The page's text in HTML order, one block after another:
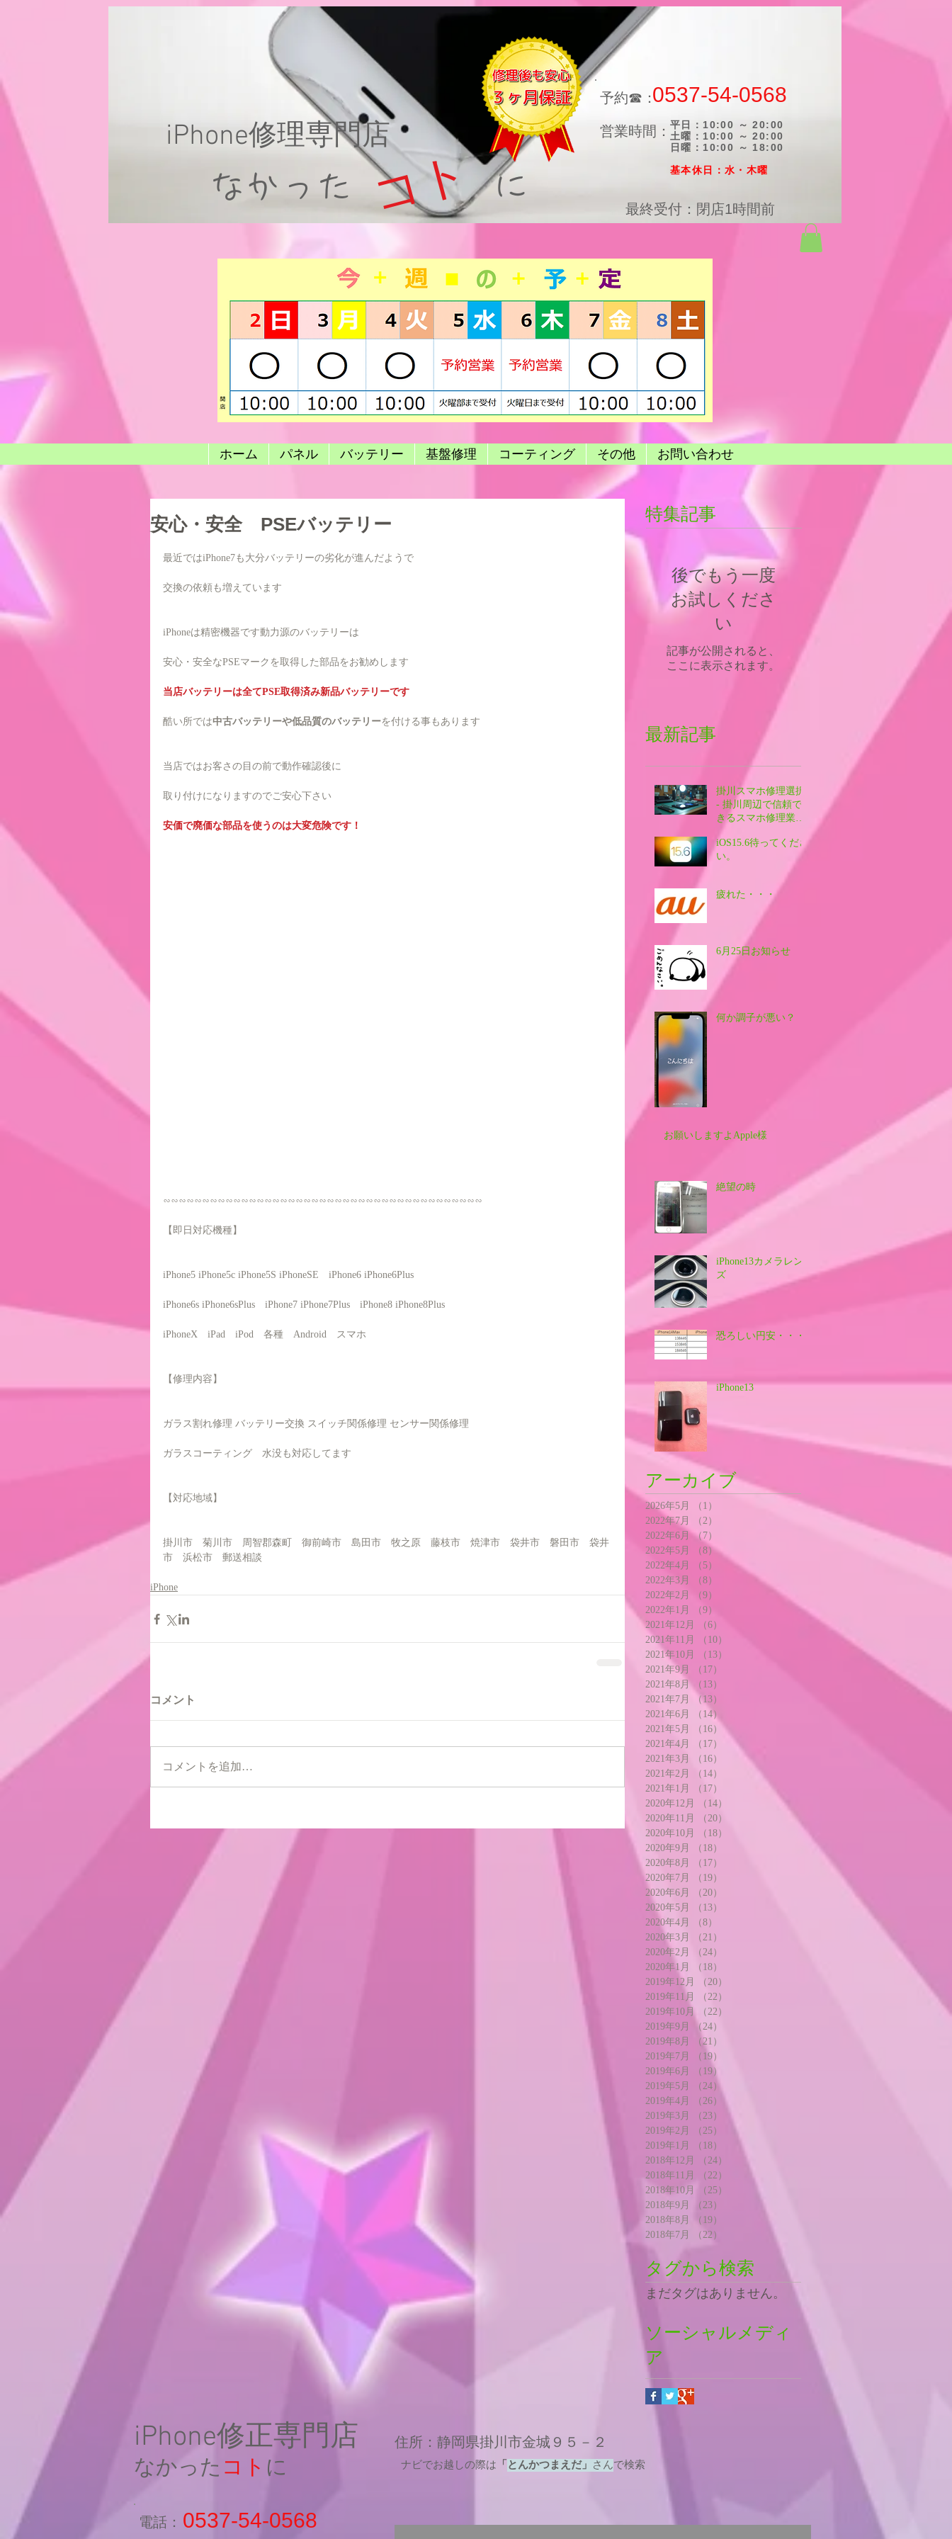
iPhone修理専門店
​予約☎：0537-54-0568
平日：10:00 ～ 20:00
土曜：10:00 ～ 20:00
日曜：10:00 ～ 18:00
​基本休日：水・木曜
営業時間：
最終受付：閉店1時間前
なかった に
コト
ホーム パネル バッテリー 基盤修理 コーティング その他 お問い合わせ
安心・安全 PSEバッテリー
最近ではiPhone7も大分バッテリーの劣化が進んだようで
交換の依頼も増えています
iPhoneは精密機器です動力源のバッテリーは
安心・安全なPSEマークを取得した部品をお勧めします
当店バッテリーは全てPSE取得済み新品バッテリーです
酷い所では中古バッテリーや低品質のバッテリーを付ける事もあります
当店ではお客さの目の前で動作確認後に
取り付けになりますのでご安心下さい
安価で廃価な部品を使うのは大変危険です！
∽∽∽∽∽∽∽∽∽∽∽∽∽∽∽∽∽∽∽∽∽∽∽∽∽∽∽∽∽∽∽∽∽∽∽∽∽∽∽∽∽
【即日対応機種】
iPhone5 iPhone5c iPhone5S iPhoneSE　iPhone6 iPhone6Plus
iPhone6s iPhone6sPlus　iPhone7 iPhone7Plus　iPhone8 iPhone8Plus
iPhoneX　iPad　iPod　各種　Android　スマホ
【修理内容】
ガラス割れ修理 バッテリー交換 スイッチ関係修理 センサー関係修理
ガラスコーティング　水没も対応してます
【対応地域】
掛川市　菊川市　周智郡森町　御前崎市　島田市　牧之原　藤枝市　焼津市　袋井市　磐田市　袋井
市　浜松市　郵送相談
iPhone
コメント
コメントを追加…
特集記事
後でもう一度
お試しくださ
い
記事が公開されると、
ここに表示されます。
最新記事
掛川スマホ修理選択
- 掛川周辺で信頼で
きるスマホ修理業者
を探す方法
iOS15.6待ってくださ
い。
疲れた・・・
6月25日お知らせ
何か調子が悪い？
お願いしますよApple様
絶望の時
iPhone13カメラレン
ズ
恐ろしい円安・・・
iPhone13
アーカイブ
2026年5月 （1）
2022年7月
（2）
2022年6月 （7）
2022年5月
（8）8件の記事
2022年4月
（5）
5件の記事
2022年3月
（8）
8件の記事
2022年2月
（9）
2022年1月
（9）
2021年12月
（6）
2021年11月
（10）
2021年10月
（13）
2021年9月
（17）
2021年8月
（13）
2021年7月
（13）
2021年6月
（14）
2021年5月
（16） 16件の記事
2021年4月
（17）
17件の記事
2021年3月
（16）
16件の記事
2021年2月
（14）
14件の記事
2021年1月
（17）
17件の記事
2020年12月
（14）
2020年11月
（20）
2020年10月
（18）
2020年9月
（18）
2020年8月
（17）
2020年7月
（19）
2020年6月
（20）
2020年5月
（13）
2020年4月
（8）
2020年3月
（21）
2020年2月
（24）
2020年1月
（18）
2019年12月
（20）
2019年11月
（22）
2019年10月
（22）
2019年9月
（24）
2019年8月
（21）
2019年7月
（19）
2019年6月
（19）
2019年5月
（24）
2019年4月
（26）
2019年3月
（23）
2019年2月
（25）
25件の記事
2019年1月
（18）
2018年12月
（24）
2018年11月
（22）
2018年10月
（25）
2018年9月
（23）
2018年8月
（19）
2018年7月
（22）
タグから検索
まだタグはありません。
ソーシャルメディ
ア
iPhone修正専門店
なかった コト に
住所：静岡県掛川市金城９５－２
ナビでお越しの際は 「 とんかつまえだ」 さんで検索
0537-54-0568
​電話：